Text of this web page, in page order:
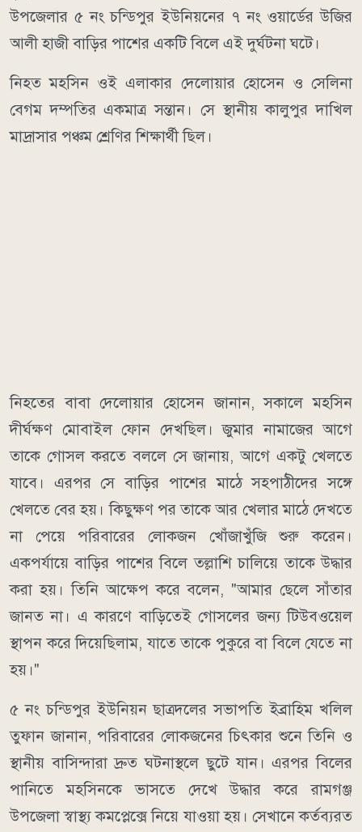
উপজেলার ৫ নং চন্ডিপুর ইউনিয়নের ৭ নং ওয়ার্ডের উজির
আলী হাজী বাড়ির পাশের একটি বিলে এই দুর্ঘটনা ঘটে।
নিহত মহসিন ওই এলাকার দেলোয়ার হোসেন ও সেলিনা
বেগম দম্পতির একমাত্র সন্তান। সে স্থানীয় কালুপুর দাখিল
মাদ্রাসার পঞ্চম শ্রেণির শিক্ষার্থী ছিল।
নিহতের বাবা দেলোয়ার হোসেন জানান, সকালে মহসিন
দীর্ঘক্ষণ মোবাইল ফোন দেখছিল। জুমার নামাজের আগে
তাকে গোসল করতে বললে সে জানায়, আগে একটু খেলতে
যাবে। এরপর সে বাড়ির পাশের মাঠে সহপাঠীদের সঙ্গে
খেলতে বের হয়। কিছুক্ষণ পর তাকে আর খেলার মাঠে দেখতে
না পেয়ে পরিবারের লোকজন খোঁজাখুঁজি শুরু করেন।
একপর্যায়ে বাড়ির পাশের বিলে তল্লাশি চালিয়ে তাকে উদ্ধার
করা হয়। তিনি আক্ষেপ করে বলেন, "আমার ছেলে সাঁতার
জানত না। এ কারণে বাড়িতেই গোসলের জন্য টিউবওয়েল
স্থাপন করে দিয়েছিলাম, যাতে তাকে পুকুরে বা বিলে যেতে না
হয়।"
৫ নং চন্ডিপুর ইউনিয়ন ছাত্রদলের সভাপতি ইব্রাহিম খলিল
তুফান জানান, পরিবারের লোকজনের চিৎকার শুনে তিনি ও
স্থানীয় বাসিন্দারা দ্রুত ঘটনাস্থলে ছুটে যান। এরপর বিলের
পানিতে মহসিনকে ভাসতে দেখে উদ্ধার করে রামগঞ্জ
উপজেলা স্বাস্থ্য কমপ্লেক্সে নিয়ে যাওয়া হয়। সেখানে কর্তব্যরত